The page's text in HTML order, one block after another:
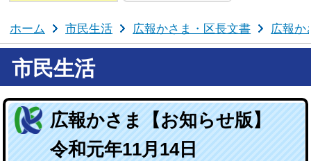
ホーム 市民生活 広報かさま・区長文書 広報か
市民生活
広報かさま【お知らせ版】
令和元年11月14日